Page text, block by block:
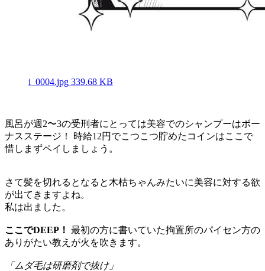
i_0004.jpg 339.68 KB
風呂が週2〜3の受刑者にとっては美容でのシャンプーはボー
ナスステージ！ 時給12円でこつこつ貯めたコインはここで
惜しまずペイしましょう。
さて髪を切れるとなると木枯ちゃんみたいに美容に対する欲
が出てきますよね。
私は出ました。
ここでDEEP！ 最初の方に書いていた拘置所のパイセン方の
ありがたい教えが火を吹きます。
「ムダ毛は研磨剤で抜け」